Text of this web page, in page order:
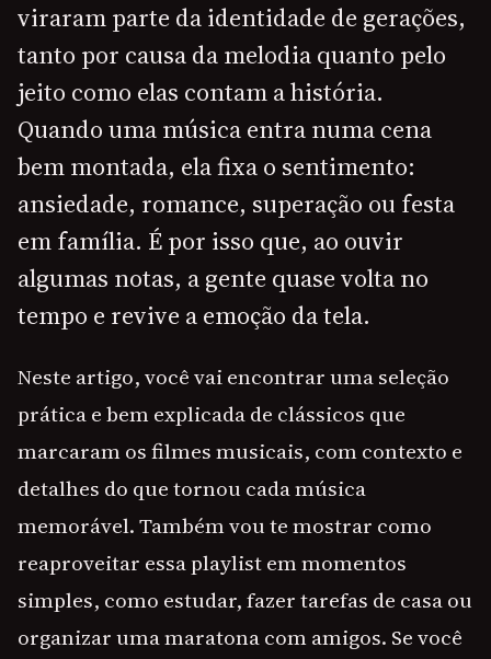
viraram parte da identidade de gerações,
tanto por causa da melodia quanto pelo
jeito como elas contam a história.
Quando uma música entra numa cena
bem montada, ela fixa o sentimento:
ansiedade, romance, superação ou festa
em família. É por isso que, ao ouvir
algumas notas, a gente quase volta no
tempo e revive a emoção da tela.
Neste artigo, você vai encontrar uma seleção
prática e bem explicada de clássicos que
marcaram os filmes musicais, com contexto e
detalhes do que tornou cada música
memorável. Também vou te mostrar como
reaproveitar essa playlist em momentos
simples, como estudar, fazer tarefas de casa ou
organizar uma maratona com amigos. Se você